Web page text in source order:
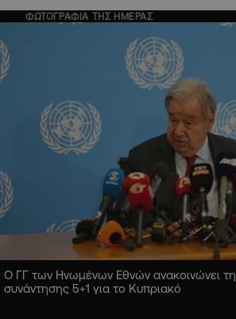
ΦΩΤΟΓΡΑΦΙΑ ΤΗΣ ΗΜΕΡΑΣ
Ο ΓΓ των Ηνωμένων Εθνών ανακοινώνει
συνάντησης 5+1 για το Κυπριακό